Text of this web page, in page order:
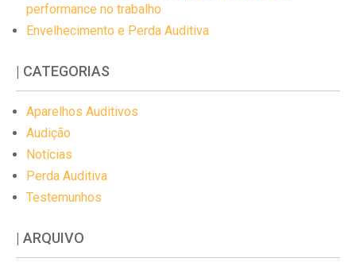
performance no trabalho
Envelhecimento e Perda Auditiva
| CATEGORIAS
Aparelhos Auditivos
Audição
Notícias
Perda Auditiva
Testemunhos
| ARQUIVO